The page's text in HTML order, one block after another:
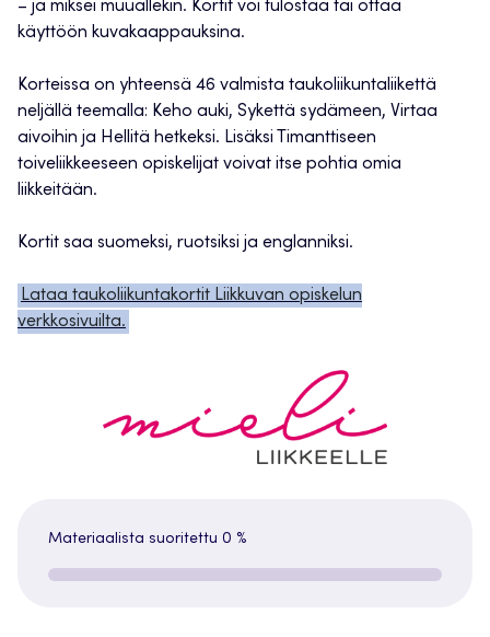
– ja miksei muuallekin. Kortit voi tulostaa tai ottaa
käyttöön kuvakaappauksina.
Korteissa on yhteensä 46 valmista taukoliikuntaliikettä
neljällä teemalla: Keho auki, Sykettä sydämeen, Virtaa
aivoihin ja Hellitä hetkeksi. Lisäksi Timanttiseen
toiveliikkeeseen opiskelijat voivat itse pohtia omia
liikkeitään.
Kortit saa suomeksi, ruotsiksi ja englanniksi.
Lataa taukoliikuntakortit Liikkuvan opiskelun
verkkosivuilta.
Materiaalista suoritettu 0 %